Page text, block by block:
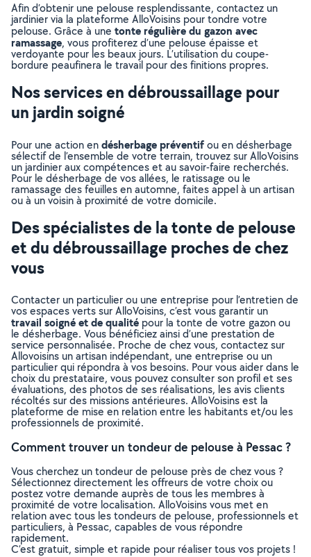
Afin d’obtenir une pelouse resplendissante, contactez un
jardinier via la plateforme AlloVoisins pour tondre votre
pelouse. Grâce à une tonte régulière du gazon avec
ramassage, vous profiterez d’une pelouse épaisse et
verdoyante pour les beaux jours. L’utilisation du coupe-
bordure peaufinera le travail pour des finitions propres.
Nos services en débroussaillage pour
un jardin soigné
Pour une action endésherbage préventifou en désherbage
sélectif de l’ensemble de votre terrain, trouvez sur AlloVoisins
un jardinier aux compétences et au savoir-faire recherchés.
Pour le désherbage de vos allées, le ratissage ou le
ramassage des feuilles en automne, faites appel à un artisan
ou à un voisin à proximité de votre domicile.
Des spécialistes de la tonte de pelouse
et du débroussaillage proches de chez
vous
Contacter un particulier ou une entreprise pour l’entretien de
vos espaces verts sur AlloVoisins, c’est vous garantir un
travail soigné et de qualité pour la tonte de votre gazon ou
le désherbage. Vous bénéficiez ainsi d’une prestation de
service personnalisée. Proche de chez vous, contactez sur
Allovoisins un artisan indépendant, une entreprise ou un
particulier qui répondra à vos besoins. Pour vous aider dans le
choix du prestataire, vous pouvez consulter son profil et ses
évaluations, des photos de ses réalisations, les avis clients
récoltés sur des missions antérieures. AlloVoisins est la
plateforme de mise en relation entre les habitants et/ou les
professionnels de proximité.
Comment trouver un tondeur de pelouse à Pessac ?
Vous cherchez un tondeur de pelouse près de chez vous ?
Sélectionnez directement les offreurs de votre choix ou
postez votre demande auprès de tous les membres à
proximité de votre localisation. AlloVoisins vous met en
relation avec tous les tondeurs de pelouse, professionnels et
particuliers, à Pessac, capables de vous répondre
rapidement.
C’est gratuit, simple et rapide pour réaliser tous vos projets !